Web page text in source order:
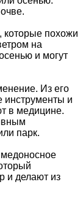
которые похожи
на
и могут
Из его
инструменты и
в медицине.
парк.
и делают из